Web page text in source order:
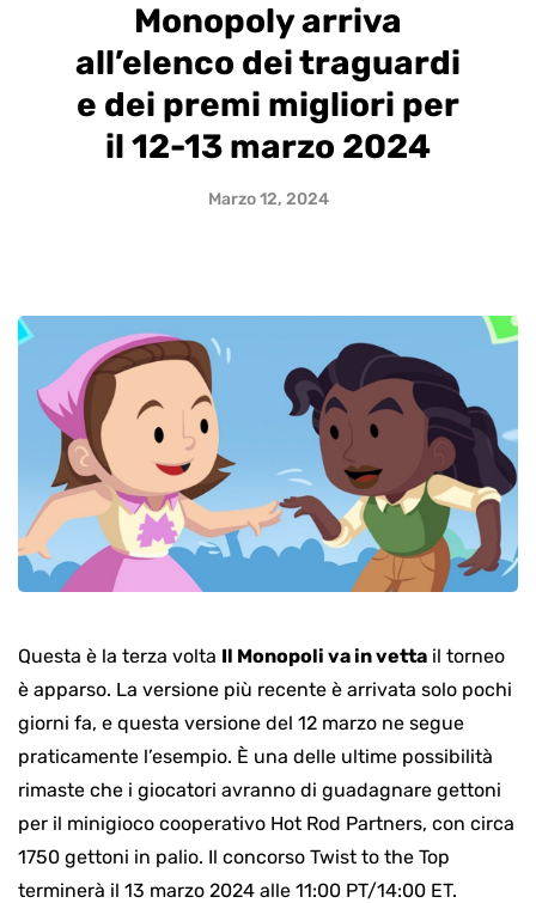
Monopoly arriva
all’elenco dei traguardi
e dei premi migliori per
il 12-13 marzo 2024
Marzo 12, 2024
Questa è la terza volta Il Monopoli va in vetta il torneo
è apparso. La versione più recente è arrivata solo pochi
giorni fa, e questa versione del 12 marzo ne segue
praticamente l’esempio. È una delle ultime possibilità
rimaste che i giocatori avranno di guadagnare gettoni
per il minigioco cooperativo Hot Rod Partners, con circa
1750 gettoni in palio. Il concorso Twist to the Top
terminerà il 13 marzo 2024 alle 11:00 PT/14:00 ET.